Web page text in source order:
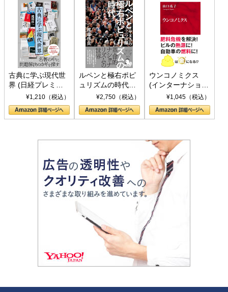
古典に学ぶ現代世
界 (日経プレミア
シリーズ)¥1,210（税込）
ルペンと極右ポピ
ュリズムの時代：
〈ヤヌス〉の二つ
の顔
¥2,750（税込）
ウンコノミクス
(インターナショナ
ル新書)¥1,045（税込）